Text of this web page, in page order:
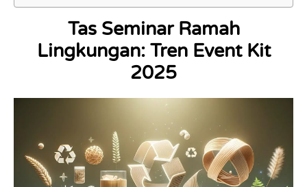
Tas Seminar Ramah
Lingkungan: Tren Event Kit
2025